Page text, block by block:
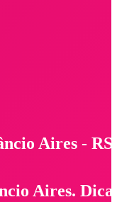
Aires - RS
Aires.